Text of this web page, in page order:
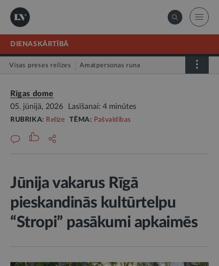
DIENASKĀRTĪBĀ
Visas preses relīzes Amatpersonas runa
Rīgas dome
05. jūnijā, 2026
Lasīšanai: 4 minūtes
RUBRIKA: Relīze TĒMA: Pašvaldības
Jūnija vakarus Rīgā
pieskandinās kultūrtelpu
“Stropi” pasākumi apkaimēs